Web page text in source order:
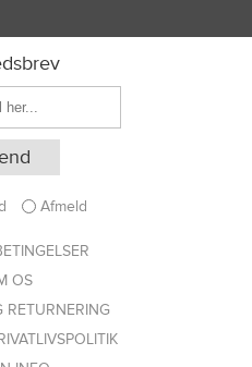
Afmeld
OS
RETURNERING